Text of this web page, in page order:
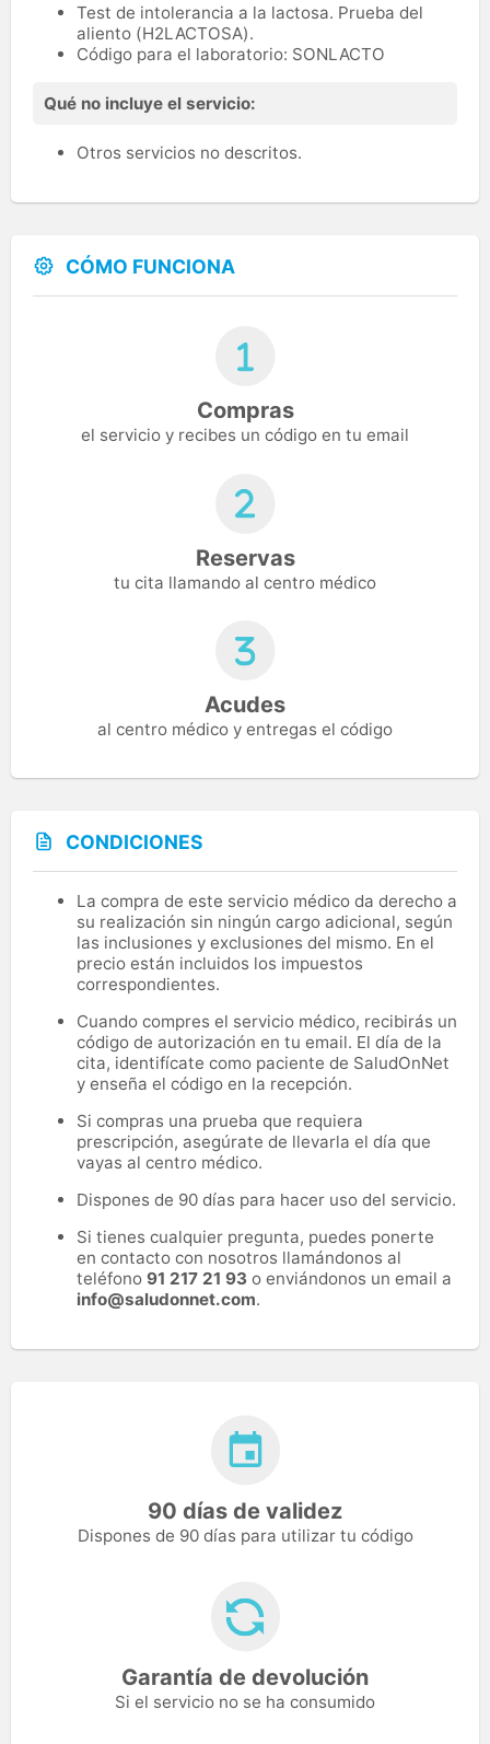
Test de intolerancia a la lactosa. Prueba del
aliento (H2LACTOSA).
Código para el laboratorio: SONLACTO
Qué no incluye el servicio:
Otros servicios no descritos.
CÓMO FUNCIONA
Compras
el servicio y recibes un código en tu email
Reservas
tu cita llamando al centro médico
Acudes
al centro médico y entregas el código
CONDICIONES
La compra de este servicio médico da derecho a
su realización sin ningún cargo adicional, según
las inclusiones y exclusiones del mismo. En el
precio están incluidos los impuestos
correspondientes.
Cuando compres el servicio médico, recibirás un
código de autorización en tu email. El día de la
cita, identifícate como paciente de SaludOnNet
y enseña el código en la recepción.
Si compras una prueba que requiera
prescripción, asegúrate de llevarla el día que
vayas al centro médico.
Dispones de 90 días para hacer uso del servicio.
Si tienes cualquier pregunta, puedes ponerte
en contacto con nosotros llamándonos al
teléfono 91 217 21 93 o enviándonos un email a
info@saludonnet.com.
90 días de validez
Dispones de 90 días para utilizar tu código
Garantía de devolución
Si el servicio no se ha consumido